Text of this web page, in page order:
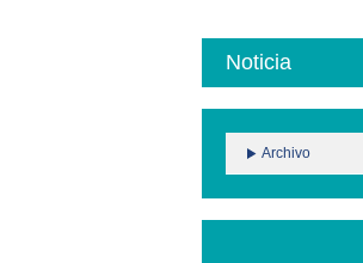
Noticia
Archivo